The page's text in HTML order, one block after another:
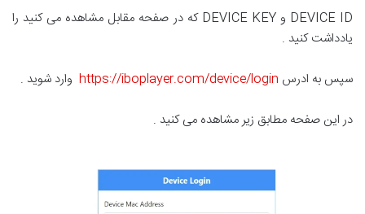
DEVICE ID و DEVICE KEY که در صفحه مقابل مشاهده می کنید را
یادداشت کنید .
سپس به ادرس https://iboplayer.com/device/login وارد شوید .
در این صفحه مطابق زیر مشاهده می کنید .